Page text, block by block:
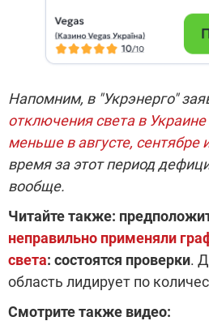
Напомним, в "Укрэнерго"
отключения света в
меньше в августе, сентябре
время за этот период
вообще.
Читайте также:
неправильно применяли
света: состоятся проверки.
область лидирует по
Смотрите также видео: